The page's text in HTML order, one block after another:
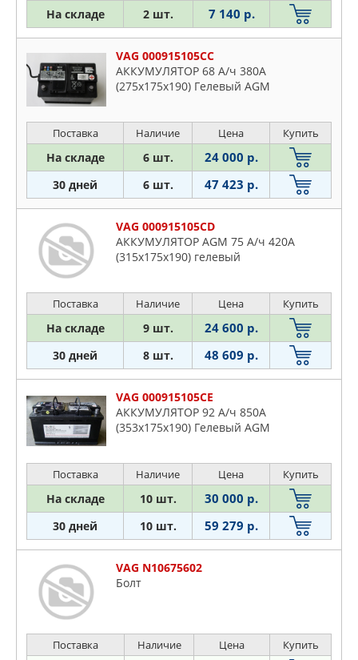
На складе 2 шт. 7 140 р.
VAG 000915105CC
АККУМУЛЯТОР 68 А/ч 380A
(275x175x190) Гелевый AGM
Поставка Наличие Цена Купить
На складе 6 шт. 24 000 р.
30 дней 6 шт. 47 423 р.
VAG 000915105CD
АККУМУЛЯТОР AGM 75 А/ч 420A
(315x175x190) гелевый
Поставка Наличие Цена Купить
На складе 9 шт. 24 600 р.
30 дней 8 шт. 48 609 р.
VAG 000915105CE
АККУМУЛЯТОР 92 А/ч 850A
(353x175x190) Гелевый AGM
Поставка Наличие Цена Купить
На складе 10 шт. 30 000 р.
30 дней 10 шт. 59 279 р.
VAG N10675602
Болт
Поставка Наличие Цена Купить